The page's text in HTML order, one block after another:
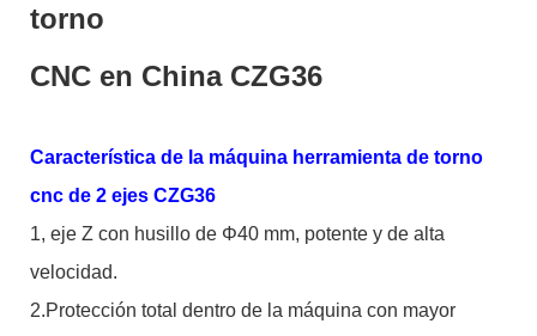
torno
CNC en China CZG36
Característica de la máquina herramienta de torno
cnc de 2 ejes CZG36
1, eje Z con husillo de Φ40 mm, potente y de alta
velocidad.
2.Protección total dentro de la máquina con mayor